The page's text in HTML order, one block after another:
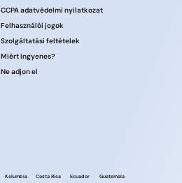
CCPA adatvédelmi nyilatkozat
Felhasználói jogok
Szolgáltatási feltételek
Miért ingyenes?
Ne adjon el
Kolumbia Costa Rica Ecuador Guatemala